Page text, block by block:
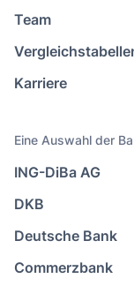
Team
Karriere
Eine Auswahl der
ING-DiBa AG
DKB
Deutsche Bank
Commerzbank